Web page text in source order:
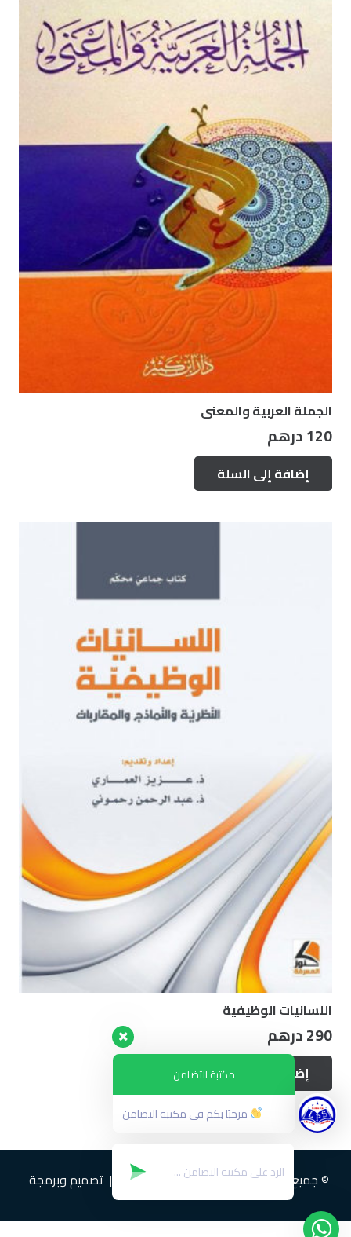
الجملة العربية والمعنى
120درهم
إضافة إلى السلة
اللسانيات الوظيفية
290درهم
إضافة إلى السلة
© جميع الحقوق محفوظة لمكتبة التضامن | تصميم وبرمجة
مكتبة التضامن
مرحبًا بكم في مكتبة التضامن